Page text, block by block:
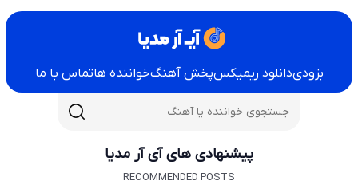
بزودیدانلود ریمیکسپخش آهنگخواننده هاتماس با ما
پیشنهادی های آی آر مدیا
RECOMMENDED POSTS